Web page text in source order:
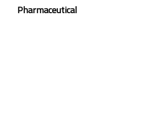
Pharmaceutical